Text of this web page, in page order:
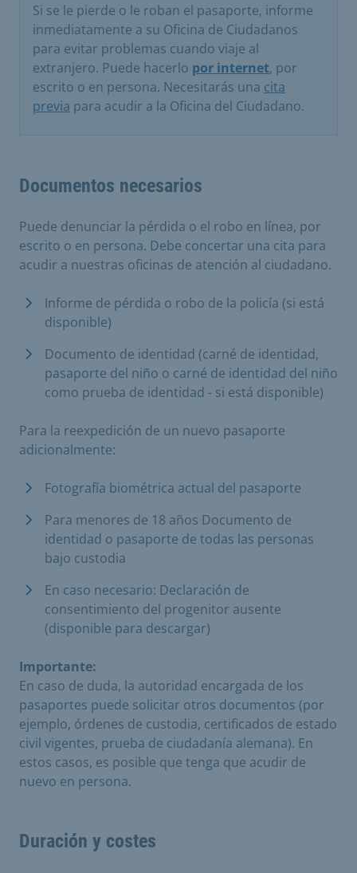
Si se le pierde o le roban el pasaporte, informe
inmediatamente a su Oficina de Ciudadanos
para evitar problemas cuando viaje al
extranjero. Puede hacerlo por internet, por
escrito o en persona. Necesitarás una cita
previa para acudir a la Oficina del Ciudadano.
Documentos necesarios
Puede denunciar la pérdida o el robo en línea, por
escrito o en persona. Debe concertar una cita para
acudir a nuestras oficinas de atención al ciudadano.
Informe de pérdida o robo de la policía (si está
disponible)
Documento de identidad (carné de identidad,
pasaporte del niño o carné de identidad del niño
como prueba de identidad - si está disponible)
Para la reexpedición de un nuevo pasaporte
adicionalmente:
Fotografía biométrica actual del pasaporte
Para menores de 18 años Documento de
identidad o pasaporte de todas las personas
bajo custodia
En caso necesario: Declaración de
consentimiento del progenitor ausente
(disponible para descargar)
Importante:
En caso de duda, la autoridad encargada de los
pasaportes puede solicitar otros documentos (por
ejemplo, órdenes de custodia, certificados de estado
civil vigentes, prueba de ciudadanía alemana). En
estos casos, es posible que tenga que acudir de
nuevo en persona.
Duración y costes